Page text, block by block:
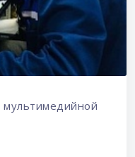
мультимедийной